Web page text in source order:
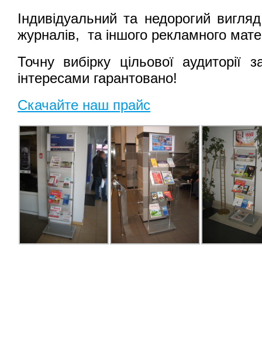
Індивідуальний та недорогий
журналів, та іншого рекламного
Точну вибірку цільової аудиторії
інтересами гарантовано!
Скачайте наш прайс